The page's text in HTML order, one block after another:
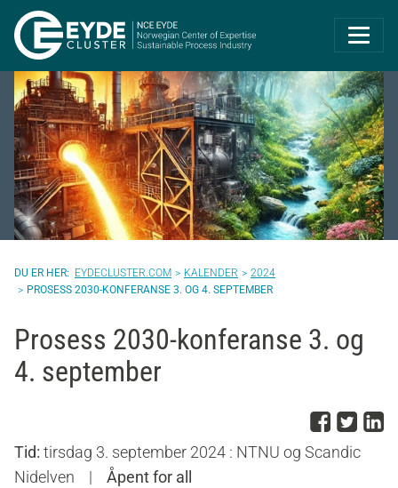
Eyde-Cluster |
EYDECLUSTER.COM KALENDER
2024
PROSESS 2030-KONFERANSE 3. OG 4. SEPTEMBER
Prosess 2030-konferanse 3. og
4. september
DelDel
Tid: tirsdag 3. september 2024 : NTNU og Scandic
Nidelven
|
Åpent for all